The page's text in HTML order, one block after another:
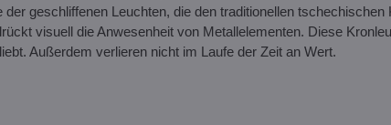
geschliffenen Leuchten, die den traditionellen
visuell die Anwesenheit von Metallelementen. Diese
Außerdem verlieren nicht im Laufe der Zeit an Wert.